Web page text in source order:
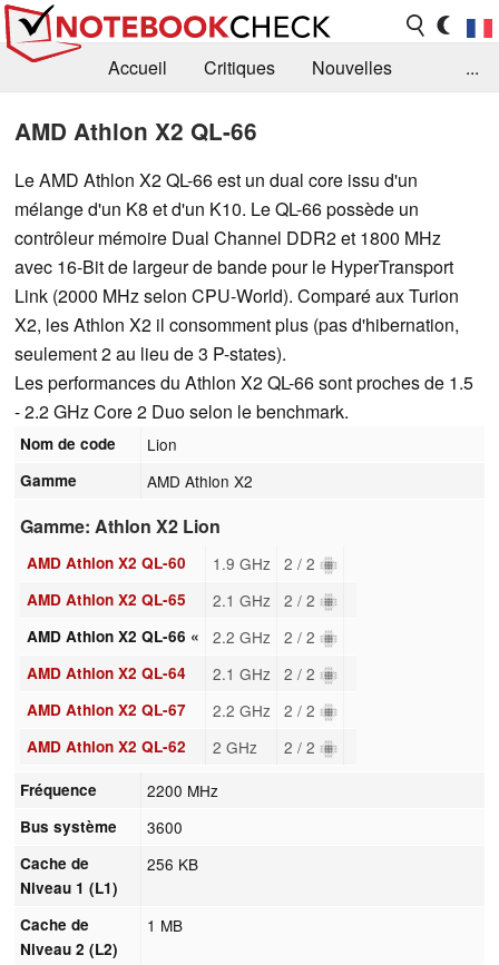
Accueil Critiques
Nouvelles
...
AMD Athlon X2 QL-66
Le AMD Athlon X2 QL-66 est un dual core issu d'un
mélange d'un K8 et d'un K10. Le QL-66 possède un
contrôleur mémoire Dual Channel DDR2 et 1800 MHz
avec 16-Bit de largeur de bande pour le HyperTransport
Link (2000 MHz selon CPU-World). Comparé aux Turion
X2, les Athlon X2 il consomment plus (pas d'hibernation,
seulement 2 au lieu de 3 P-states).
Les performances du Athlon X2 QL-66 sont proches de 1.5
- 2.2 GHz Core 2 Duo selon le benchmark.
Nom de code Lion
Gamme AMD Athlon X2
Gamme: Athlon X2 Lion
AMD Athlon X2 QL-60 1.9 GHz 2 / 2
AMD Athlon X2 QL-65 2.1 GHz 2 / 2
AMD Athlon X2 QL-66 « 2.2 GHz 2 / 2
AMD Athlon X2 QL-64 2.1 GHz 2 / 2
AMD Athlon X2 QL-67 2.2 GHz 2 / 2
AMD Athlon X2 QL-62 2 GHz 2 / 2
Fréquence 2200 MHz
Bus système 3600
Cache de
Niveau 1 (L1)
256 KB
Cache de
Niveau 2 (L2)
1 MB